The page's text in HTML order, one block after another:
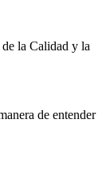
la Calidad y la
de entender